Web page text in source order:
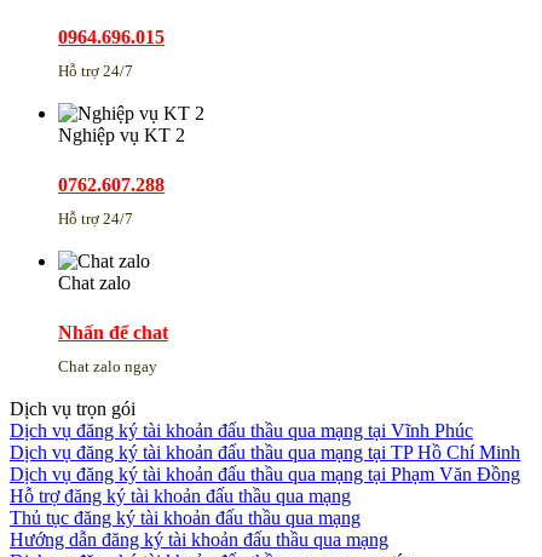
0964.696.015
Hỗ trợ 24/7
Nghiệp vụ KT 2
0762.607.288
Hỗ trợ 24/7
Chat zalo
Nhấn để chat
Chat zalo ngay
Dịch vụ trọn gói
Dịch vụ đăng ký tài khoản đấu thầu qua mạng tại Vĩnh Phúc
Dịch vụ đăng ký tài khoản đấu thầu qua mạng tại TP Hồ Chí Minh
Dịch vụ đăng ký tài khoản đấu thầu qua mạng tại Phạm Văn Đồng
Hỗ trợ đăng ký tài khoản đấu thầu qua mạng
Thủ tục đăng ký tài khoản đấu thầu qua mạng
Hướng dẫn đăng ký tài khoản đấu thầu qua mạng